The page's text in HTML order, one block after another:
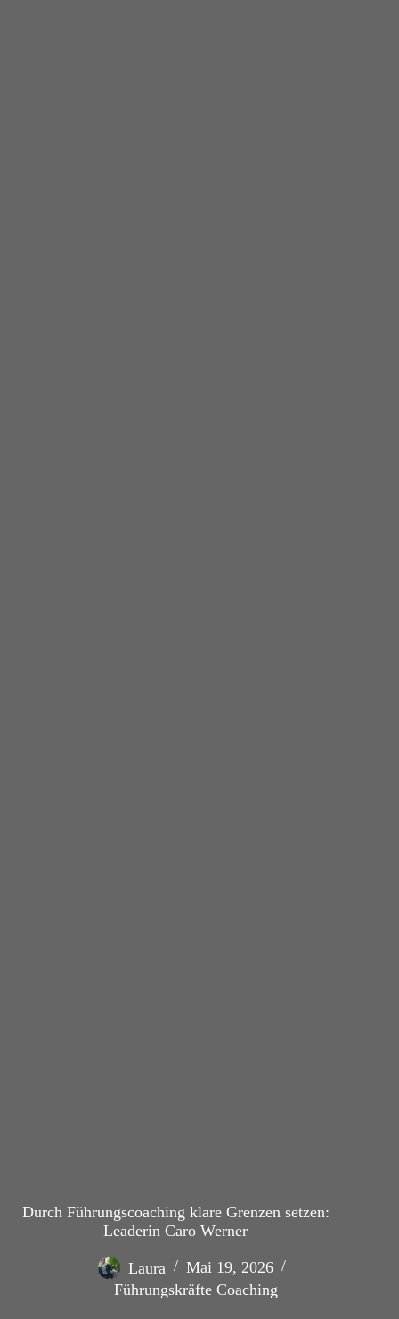
Durch Führungscoaching klare Grenzen setzen:
Leaderin Caro Werner
Laura
Mai 19, 2026
Führungskräfte Coaching